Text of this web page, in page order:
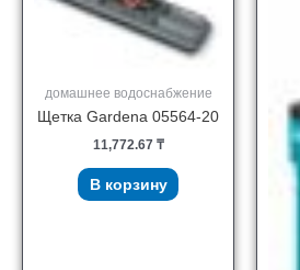
домашнее водоснабжение
Щетка Gardena 05564-20
11,772.67 ₸
В корзину